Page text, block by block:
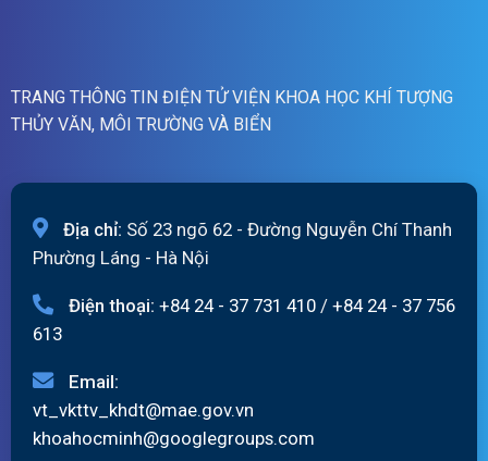
TRANG THÔNG TIN ĐIỆN TỬ VIỆN KHOA HỌC KHÍ TƯỢNG
THỦY VĂN, MÔI TRƯỜNG VÀ BIỂN
Địa chỉ: Số 23 ngõ 62 - Đường Nguyễn Chí Thanh
Phường Láng - Hà Nội
Điện thoại: +84 24 - 37 731 410 / +84 24 - 37 756
613
Email:
vt_vkttv_khdt@mae.gov.vn
khoahocminh@googlegroups.com